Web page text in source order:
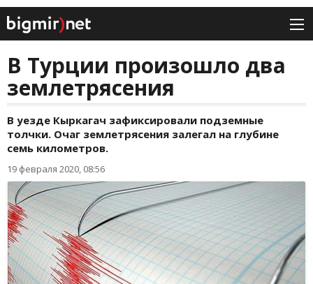
В Турции произошло два
землетрясения
В уезде Кыркагач зафиксировали подземные
толчки. Очаг землетрясения залегал на глубине
семь километров.
19 февраля 2020, 08:56